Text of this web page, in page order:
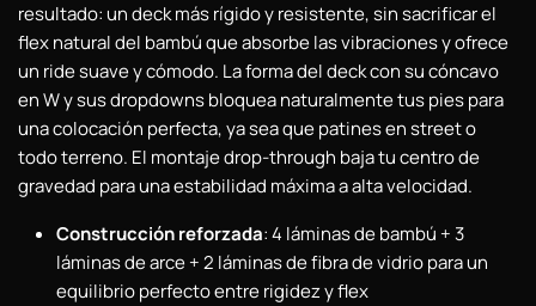
resultado: un deck más rígido y resistente, sin sacrificar el
flex natural del bambú que absorbe las vibraciones y ofrece
un ride suave y cómodo. La forma del deck con su cóncavo
en W y sus dropdowns bloquea naturalmente tus pies para
una colocación perfecta, ya sea que patines en street o
todo terreno. El montaje drop-through baja tu centro de
gravedad para una estabilidad máxima a alta velocidad.
Construcción reforzada: 4 láminas de bambú + 3
láminas de arce + 2 láminas de fibra de vidrio para un
equilibrio perfecto entre rigidez y flex